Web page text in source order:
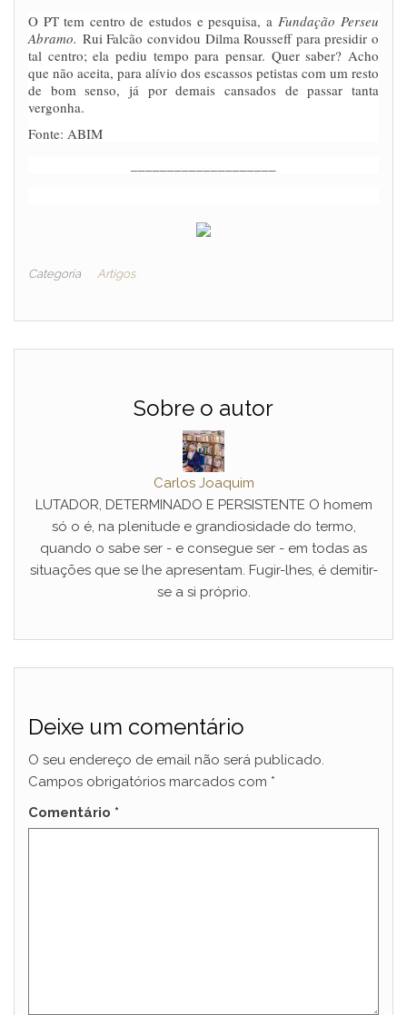
O PT tem centro de estudos e pesquisa, aFundação Perseu
Abramo. Rui Falcão convidou Dilma Rousseff para presidir o
tal centro; ela pediu tempo para pensar. Quer saber? Acho
que não aceita, para alívio dos escassos petistas com um resto
de bom senso, já por demais cansados de passar tanta
vergonha.
Fonte: ABIM
Categoria Artigos
Sobre o autor
Carlos Joaquim
LUTADOR, DETERMINADO E PERSISTENTE O homem
só o é, na plenitude e grandiosidade do termo,
quando o sabe ser - e consegue ser - em todas as
situações que se lhe apresentam. Fugir-lhes, é demitir-
se a si próprio.
Deixe um comentário
O seu endereço de email não será publicado.
Campos obrigatórios marcados com *
Comentário *